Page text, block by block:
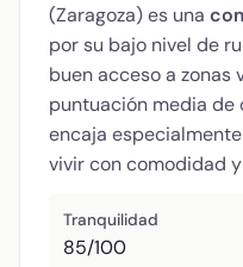
(Zaragoza) es una
por su bajo nivel de
buen acceso a zonas
puntuación media
encaja
vivir con comodidad
Tranquilidad
85/100